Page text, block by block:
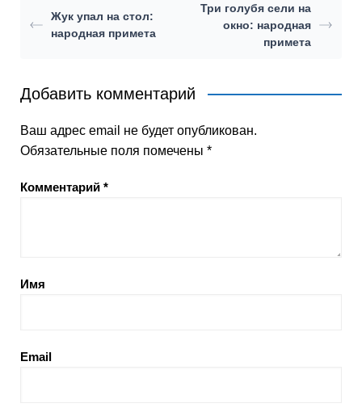
Жук упал на стол:
народная примета
Три голубя сели на
окно: народная
примета
Добавить комментарий
Ваш адрес email не будет опубликован.
Обязательные поля помечены *
Комментарий *
Имя
Email